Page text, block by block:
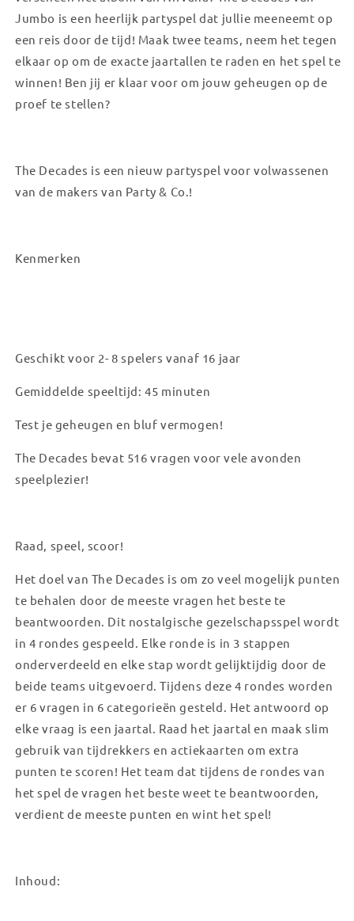
Jumbo is een heerlijk partyspel dat jullie meeneemt op
een reis door de tijd! Maak twee teams, neem het tegen
elkaar op om de exacte jaartallen te raden en het spel te
winnen! Ben jij er klaar voor om jouw geheugen op de
proef te stellen?
The Decades is een nieuw partyspel voor volwassenen
van de makers van Party & Co.!
Kenmerken
Geschikt voor 2- 8 spelers vanaf 16 jaar
Gemiddelde speeltijd: 45 minuten
Test je geheugen en bluf vermogen!
The Decades bevat 516 vragen voor vele avonden
speelplezier!
Raad, speel, scoor!
Het doel van The Decades is om zo veel mogelijk punten
te behalen door de meeste vragen het beste te
beantwoorden. Dit nostalgische gezelschapsspel wordt
in 4 rondes gespeeld. Elke ronde is in 3 stappen
onderverdeeld en elke stap wordt gelijktijdig door de
beide teams uitgevoerd. Tijdens deze 4 rondes worden
er 6 vragen in 6 categorieën gesteld. Het antwoord op
elke vraag is een jaartal. Raad het jaartal en maak slim
gebruik van tijdrekkers en actiekaarten om extra
punten te scoren! Het team dat tijdens de rondes van
het spel de vragen het beste weet te beantwoorden,
verdient de meeste punten en wint het spel!
Inhoud: